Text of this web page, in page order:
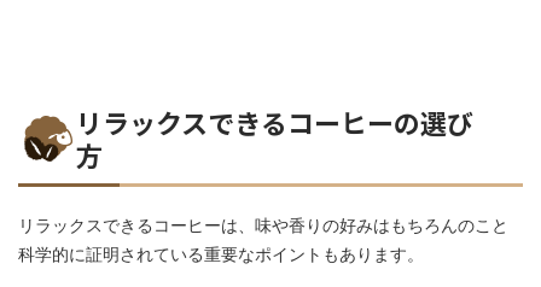
リラックスできるコーヒーの選び
方
リラックスできるコーヒーは、味や香りの好みはもちろんのこと
科学的に証明されている重要なポイントもあります。